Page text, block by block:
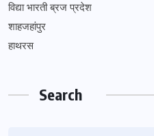
विद्या भारती ब्रज प्रदेश
शाहजहांपुर
हाथरस
Search